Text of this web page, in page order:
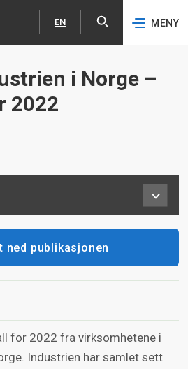
EN
English MENY
i Norge –
2022
ned publikasjonen
for 2022 fra virksomhetene i
Industrien har samlet sett